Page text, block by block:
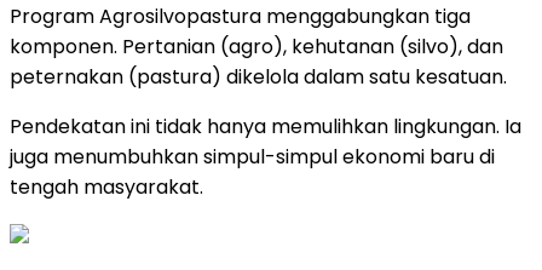
Program Agrosilvopastura menggabungkan tiga
komponen. Pertanian (agro), kehutanan (silvo), dan
peternakan (pastura) dikelola dalam satu kesatuan.
Pendekatan ini tidak hanya memulihkan lingkungan. Ia
juga menumbuhkan simpul-simpul ekonomi baru di
tengah masyarakat.